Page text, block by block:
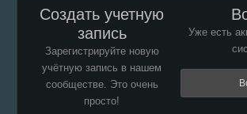
Создать учетную
запись
Зарегистрируйте новую
учётную запись в нашем
сообществе. Это очень
просто!
Уже есть